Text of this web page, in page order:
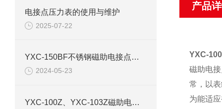
电接点压力表的使用与维护
2025-07-22
YXC-150BF不锈钢磁助电接点压力表产品介绍
2024-05-23
YXC-100Z、YXC-103Z磁助电接点压力表产品介绍
产品
YXC-
磁助电
常，以
为能适